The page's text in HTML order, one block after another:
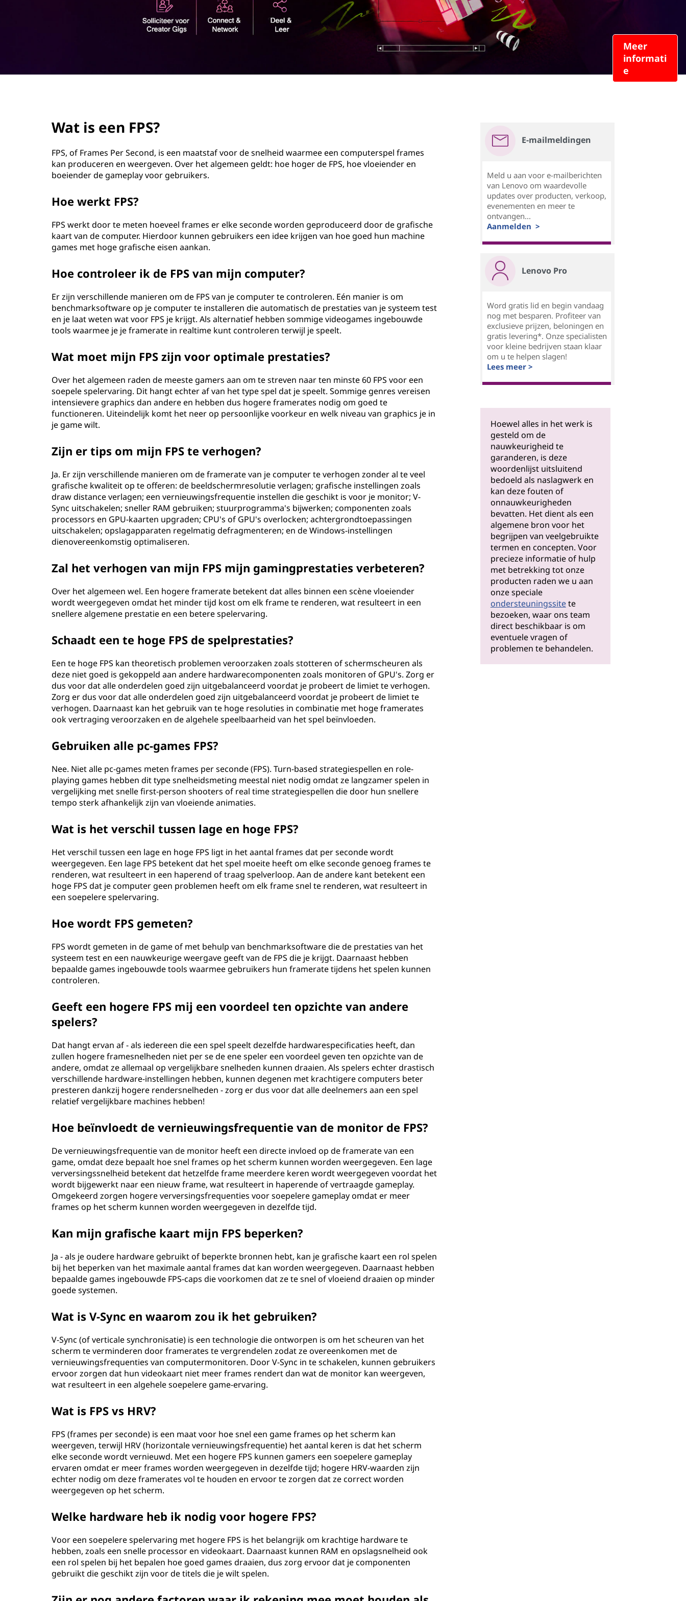
Meer
informati
e
Wat is een FPS?
FPS, of Frames Per Second, is een maatstaf voor de snelheid waarmee een computerspel frames
kan produceren en weergeven. Over het algemeen geldt: hoe hoger de FPS, hoe vloeiender en
boeiender de gameplay voor gebruikers.
Hoe werkt FPS?
FPS werkt door te meten hoeveel frames er elke seconde worden geproduceerd door de grafische
kaart van de computer. Hierdoor kunnen gebruikers een idee krijgen van hoe goed hun machine
games met hoge grafische eisen aankan.
Hoe controleer ik de FPS van mijn computer?
Er zijn verschillende manieren om de FPS van je computer te controleren. Eén manier is om
benchmarksoftware op je computer te installeren die automatisch de prestaties van je systeem test
en je laat weten wat voor FPS je krijgt. Als alternatief hebben sommige videogames ingebouwde
tools waarmee je je framerate in realtime kunt controleren terwijl je speelt.
Wat moet mijn FPS zijn voor optimale prestaties?
Over het algemeen raden de meeste gamers aan om te streven naar ten minste 60 FPS voor een
soepele spelervaring. Dit hangt echter af van het type spel dat je speelt. Sommige genres vereisen
intensievere graphics dan andere en hebben dus hogere framerates nodig om goed te
functioneren. Uiteindelijk komt het neer op persoonlijke voorkeur en welk niveau van graphics je in
je game wilt.
Zijn er tips om mijn FPS te verhogen?
Ja. Er zijn verschillende manieren om de framerate van je computer te verhogen zonder al te veel
grafische kwaliteit op te offeren: de beeldschermresolutie verlagen; grafische instellingen zoals
draw distance verlagen; een vernieuwingsfrequentie instellen die geschikt is voor je monitor; V-
Sync uitschakelen; sneller RAM gebruiken; stuurprogramma's bijwerken; componenten zoals
processors en GPU-kaarten upgraden; CPU's of GPU's overlocken; achtergrondtoepassingen
uitschakelen; opslagapparaten regelmatig defragmenteren; en de Windows-instellingen
dienovereenkomstig optimaliseren.
Zal het verhogen van mijn FPS mijn gamingprestaties verbeteren?
Over het algemeen wel. Een hogere framerate betekent dat alles binnen een scène vloeiender
wordt weergegeven omdat het minder tijd kost om elk frame te renderen, wat resulteert in een
snellere algemene prestatie en een betere spelervaring.
Schaadt een te hoge FPS de spelprestaties?
Een te hoge FPS kan theoretisch problemen veroorzaken zoals stotteren of schermscheuren als
deze niet goed is gekoppeld aan andere hardwarecomponenten zoals monitoren of GPU's. Zorg er
dus voor dat alle onderdelen goed zijn uitgebalanceerd voordat je probeert de limiet te verhogen.
Zorg er dus voor dat alle onderdelen goed zijn uitgebalanceerd voordat je probeert de limiet te
verhogen. Daarnaast kan het gebruik van te hoge resoluties in combinatie met hoge framerates
ook vertraging veroorzaken en de algehele speelbaarheid van het spel beïnvloeden.
Gebruiken alle pc-games FPS?
Nee. Niet alle pc-games meten frames per seconde (FPS). Turn-based strategiespellen en role-
playing games hebben dit type snelheidsmeting meestal niet nodig omdat ze langzamer spelen in
vergelijking met snelle first-person shooters of real time strategiespellen die door hun snellere
tempo sterk afhankelijk zijn van vloeiende animaties.
Wat is het verschil tussen lage en hoge FPS?
Het verschil tussen een lage en hoge FPS ligt in het aantal frames dat per seconde wordt
weergegeven. Een lage FPS betekent dat het spel moeite heeft om elke seconde genoeg frames te
renderen, wat resulteert in een haperend of traag spelverloop. Aan de andere kant betekent een
hoge FPS dat je computer geen problemen heeft om elk frame snel te renderen, wat resulteert in
een soepelere spelervaring.
Hoe wordt FPS gemeten?
FPS wordt gemeten in de game of met behulp van benchmarksoftware die de prestaties van het
systeem test en een nauwkeurige weergave geeft van de FPS die je krijgt. Daarnaast hebben
bepaalde games ingebouwde tools waarmee gebruikers hun framerate tijdens het spelen kunnen
controleren.
Geeft een hogere FPS mij een voordeel ten opzichte van andere
spelers?
Dat hangt ervan af - als iedereen die een spel speelt dezelfde hardwarespecificaties heeft, dan
zullen hogere framesnelheden niet per se de ene speler een voordeel geven ten opzichte van de
andere, omdat ze allemaal op vergelijkbare snelheden kunnen draaien. Als spelers echter drastisch
verschillende hardware-instellingen hebben, kunnen degenen met krachtigere computers beter
presteren dankzij hogere rendersnelheden - zorg er dus voor dat alle deelnemers aan een spel
relatief vergelijkbare machines hebben!
Hoe beïnvloedt de vernieuwingsfrequentie van de monitor de FPS?
De vernieuwingsfrequentie van de monitor heeft een directe invloed op de framerate van een
game, omdat deze bepaalt hoe snel frames op het scherm kunnen worden weergegeven. Een lage
verversingssnelheid betekent dat hetzelfde frame meerdere keren wordt weergegeven voordat het
wordt bijgewerkt naar een nieuw frame, wat resulteert in haperende of vertraagde gameplay.
Omgekeerd zorgen hogere verversingsfrequenties voor soepelere gameplay omdat er meer
frames op het scherm kunnen worden weergegeven in dezelfde tijd.
Kan mijn grafische kaart mijn FPS beperken?
Ja - als je oudere hardware gebruikt of beperkte bronnen hebt, kan je grafische kaart een rol spelen
bij het beperken van het maximale aantal frames dat kan worden weergegeven. Daarnaast hebben
bepaalde games ingebouwde FPS-caps die voorkomen dat ze te snel of vloeiend draaien op minder
goede systemen.
Wat is V-Sync en waarom zou ik het gebruiken?
V-Sync (of verticale synchronisatie) is een technologie die ontworpen is om het scheuren van het
scherm te verminderen door framerates te vergrendelen zodat ze overeenkomen met de
vernieuwingsfrequenties van computermonitoren. Door V-Sync in te schakelen, kunnen gebruikers
ervoor zorgen dat hun videokaart niet meer frames rendert dan wat de monitor kan weergeven,
wat resulteert in een algehele soepelere game-ervaring.
Wat is FPS vs HRV?
FPS (frames per seconde) is een maat voor hoe snel een game frames op het scherm kan
weergeven, terwijl HRV (horizontale vernieuwingsfrequentie) het aantal keren is dat het scherm
elke seconde wordt vernieuwd. Met een hogere FPS kunnen gamers een soepelere gameplay
ervaren omdat er meer frames worden weergegeven in dezelfde tijd; hogere HRV-waarden zijn
echter nodig om deze framerates vol te houden en ervoor te zorgen dat ze correct worden
weergegeven op het scherm.
Welke hardware heb ik nodig voor hogere FPS?
Voor een soepelere spelervaring met hogere FPS is het belangrijk om krachtige hardware te
hebben, zoals een snelle processor en videokaart. Daarnaast kunnen RAM en opslagsnelheid ook
een rol spelen bij het bepalen hoe goed games draaien, dus zorg ervoor dat je componenten
gebruikt die geschikt zijn voor de titels die je wilt spelen.
E-mailmeldingen
Meld u aan voor e-mailberichten
van Lenovo om waardevolle
updates over producten, verkoop,
evenementen en meer te
ontvangen...
Aanmelden >
Lenovo Pro
Word gratis lid en begin vandaag
nog met besparen. Profiteer van
exclusieve prijzen, beloningen en
gratis levering*. Onze specialisten
voor kleine bedrijven staan klaar
om u te helpen slagen!
Lees meer >
Hoewel alles in het werk is
gesteld om de
nauwkeurigheid te
garanderen, is deze
woordenlijst uitsluitend
bedoeld als naslagwerk en
kan deze fouten of
onnauwkeurigheden
bevatten. Het dient als een
algemene bron voor het
begrijpen van veelgebruikte
termen en concepten. Voor
precieze informatie of hulp
met betrekking tot onze
producten raden we u aan
onze speciale
ondersteuningssitete
bezoeken, waar ons team
direct beschikbaar is om
eventuele vragen of
problemen te behandelen.